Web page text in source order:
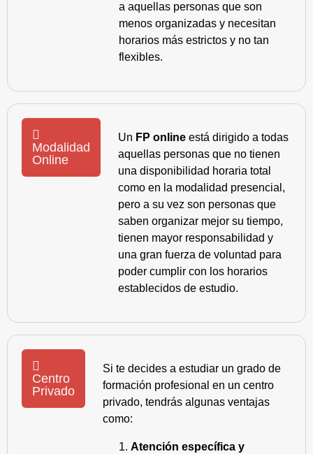
a aquellas personas que son
menos organizadas y necesitan
horarios más estrictos y no tan
flexibles.
Modalidad
Online
Un FP online está dirigido a todas
aquellas personas que no tienen
una disponibilidad horaria total
como en la modalidad presencial,
pero a su vez son personas que
saben organizar mejor su tiempo,
tienen mayor responsabilidad y
una gran fuerza de voluntad para
poder cumplir con los horarios
establecidos de estudio.
Centro
Privado
Si te decides a estudiar un grado de
formación profesional en un centro
privado, tendrás algunas ventajas
como:
Atención específica y